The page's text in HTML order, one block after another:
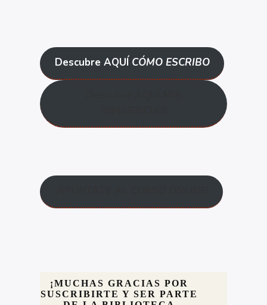
Descubre AQUÍCÓMO ESCRIBO
¡MUCHAS GRACIAS POR
SUSCRIBIRTE Y SER PARTE